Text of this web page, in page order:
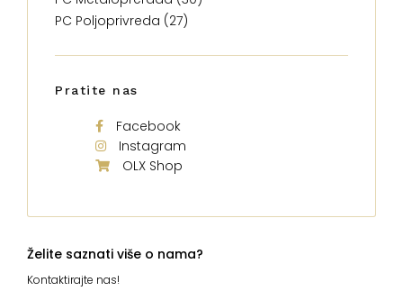
PC Poljoprivreda (27)
Pratite nas
Facebook
Instagram
OLX Shop
Želite saznati više o nama?
Kontaktirajte nas!